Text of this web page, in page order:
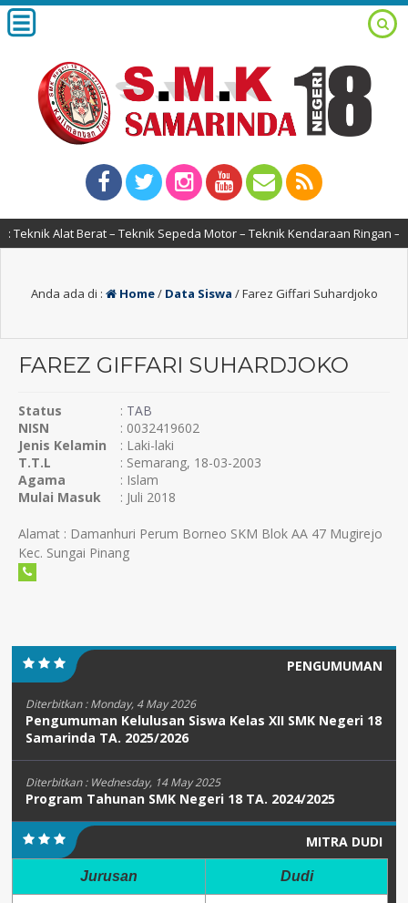
Alat Berat – Teknik Sepeda Motor – Teknik Kendaraan Ringan –
Anda ada di : Home/ Data Siswa /Farez Giffari Suhardjoko
FAREZ GIFFARI SUHARDJOKO
Status : TAB
NISN
: 0032419602
Jenis Kelamin
: Laki-laki
T.T.L
: Semarang, 18-03-2003
Agama
: Islam
Mulai Masuk
: Juli 2018
Alamat : Damanhuri Perum Borneo SKM Blok AA 47 Mugirejo
Kec. Sungai Pinang
PENGUMUMAN
Diterbitkan :Monday, 4 May 2026
Pengumuman Kelulusan Siswa Kelas XII SMK Negeri 18
Samarinda TA. 2025/2026
Diterbitkan : Wednesday, 14 May 2025
Program Tahunan SMK Negeri 18 TA. 2024/2025
MITRA DUDI
Jurusan Dudi